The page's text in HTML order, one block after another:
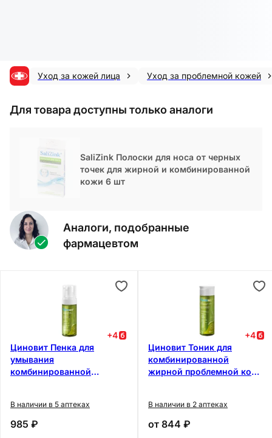
Уход за кожей лица Уход за проблемной кожей
Для товара доступны только аналоги
SaliZink Полоски для носа от черных
точек для жирной и комбинированной
кожи 6 шт
Аналоги, подобранные
фармацевтом
+4
Циновит Пенка для
умывания
комбинированной
В наличии в 5 аптеках
985 ₽
+4
Циновит Тоник для
комбинированной
жирной проблемной кожи
В наличии в 2 аптеках
от 844 ₽